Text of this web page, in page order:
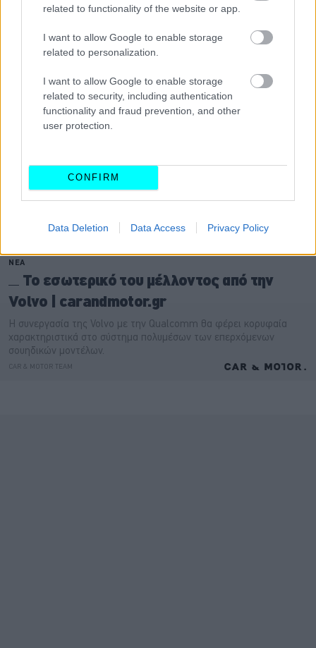
related to functionality of the website or app.
I want to allow Google to enable storage
related to personalization.
I want to allow Google to enable storage
related to security, including authentication
functionality and fraud prevention, and other
user protection.
CONFIRM
Data Deletion Data Access Privacy Policy
Διαβάστε επίσης